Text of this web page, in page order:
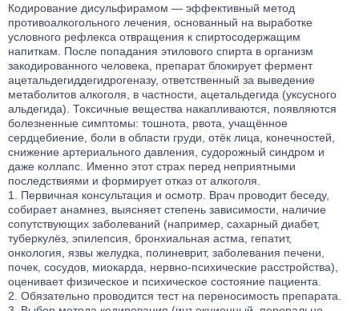
Кодирование дисульфирамом — эффективный метод
противоалкогольного лечения, основанный на выработке
условного рефлекса отвращения к спиртосодержащим
напиткам. После попадания этилового спирта в организм
закодированного человека, препарат блокирует фермент
ацетальдегиддегидрогеназу, ответственный за выведение
метаболитов алкоголя, в частности, ацетальдегида (уксусного
альдегида). Токсичные вещества накапливаются, появляются
болезненные симптомы: тошнота, рвота, учащённое
сердцебиение, боли в области груди, отёк лица, конечностей,
снижение артериального давления, судорожный синдром и
даже коллапс. Именно этот страх перед неприятными
последствиями и формирует отказ от алкоголя.
Первичная консультация и осмотр. Врач проводит беседу,
собирает анамнез, выясняет степень зависимости, наличие
сопутствующих заболеваний (например, сахарный диабет,
туберкулёз, эпилепсия, бронхиальная астма, гепатит,
онкология, язвы желудка, полиневрит, заболевания печени,
почек, сосудов, миокарда, нервно-психические расстройства),
оценивает физическое и психическое состояние пациента.
Обязательно проводится тест на переносимость препарата.